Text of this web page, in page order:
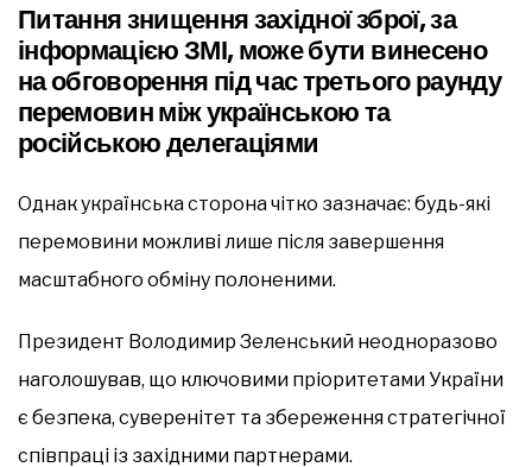
Питання знищення західної зброї, за
інформацією ЗМІ, може бути винесено
на обговорення під час третього раунду
перемовин між українською та
російською делегаціями
Однак українська сторона чітко зазначає: будь-які
перемовини можливі лише після завершення
масштабного обміну полоненими.
Президент Володимир Зеленський неодноразово
наголошував, що ключовими пріоритетами України
є безпека, суверенітет та збереження стратегічної
співпраці із західними партнерами.